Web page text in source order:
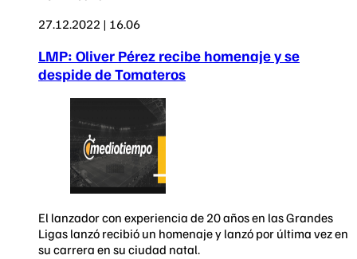
27.12.2022 | 16.06
LMP: Oliver Pérez recibe homenaje y se
despide de Tomateros
El lanzador con experiencia de 20 años en las Grandes
Ligas lanzó recibió un homenaje y lanzó por última vez en
su carrera en su ciudad natal.